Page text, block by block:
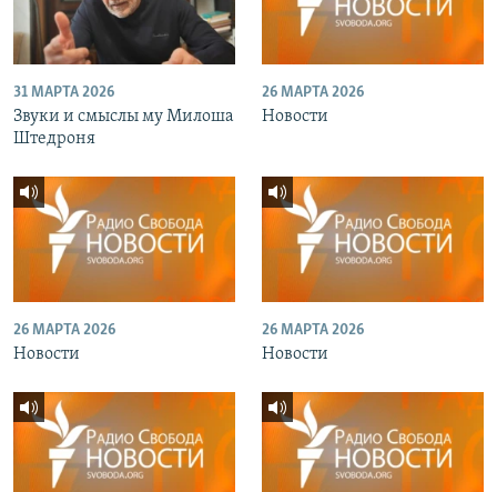
31 МАРТА 2026
Звуки и смыслы му Милоша
Штедроня
26 МАРТА 2026
Новости
26 МАРТА 2026
Новости
26 МАРТА 2026
Новости